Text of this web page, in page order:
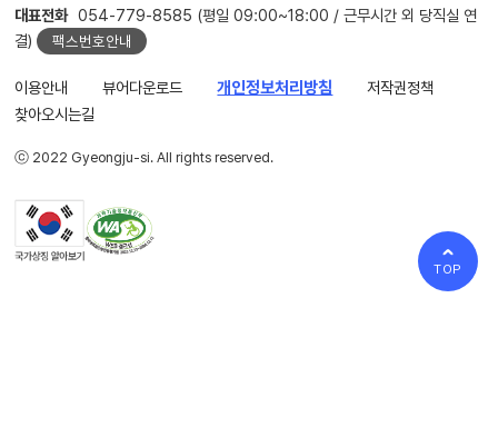
대표전화 054-779-8585 (평일 09:00~18:00 / 근무시간 외 당직실 연
결)
팩스번호안내
이용안내 뷰어다운로드 개인정보처리방침
저작권정책
찾아오시는길
ⓒ 2022 Gyeongju-si. All rights reserved.
TOP